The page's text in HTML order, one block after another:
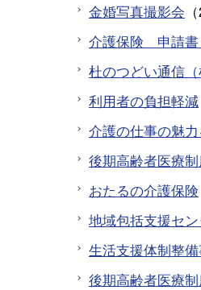
金婚写真撮影会 （
介護保険 申請書
杜のつどい通信（
利用者の負担軽減
介護の仕事の魅
後期高齢者医療
おたるの介護保険
地域包括支援セ
生活支援体制整
後期高齢者医療